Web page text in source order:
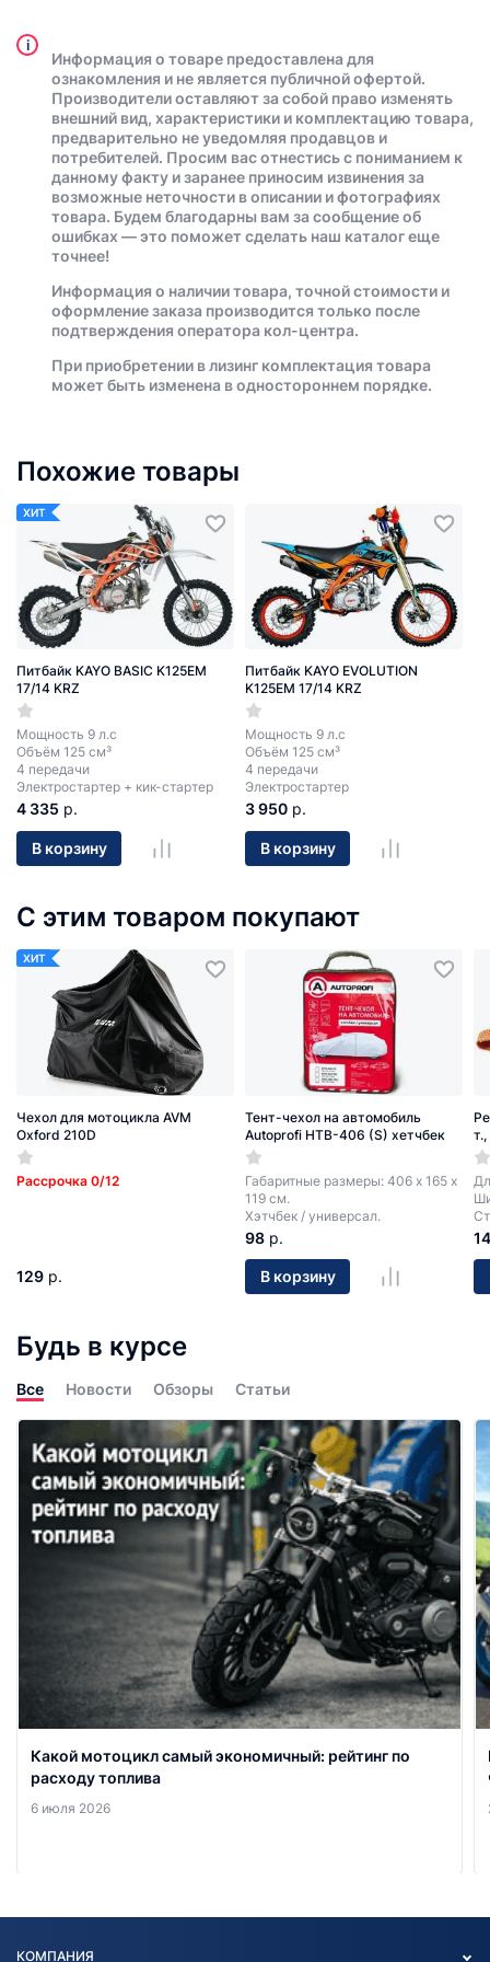
i
Информация о товаре предоставлена для
ознакомления и не является публичной офертой.
Производители оставляют за собой право изменять
внешний вид, характеристики и комплектацию товара,
предварительно не уведомляя продавцов и
потребителей. Просим вас отнестись с пониманием к
данному факту и заранее приносим извинения за
возможные неточности в описании и фотографиях
товара. Будем благодарны вам за сообщение об
ошибках — это поможет сделать наш каталог еще
точнее!
Информация о наличии товара, точной стоимости и
оформление заказа производится только после
подтверждения оператора кол-центра.
При приобретении в лизинг комплектация товара
может быть изменена в одностороннем порядке.
Похожие товары
ХИТ
Питбайк KAYO BASIC K125EM
17/14 KRZ
Мощность 9 л.с
Объём 125 см³
4 передачи
Электростартер + кик-стартер
4 335 р.
В корзину
Питбайк KAYO EVOLUTION
K125EM 17/14 KRZ
Мощность 9 л.с
Объём 125 см³
4 передачи
Электростартер
3 950 р.
В корзину
С этим товаром покупают
ХИТ
Чехол для мотоцикла AVM
Oxford 210D
Рассрочка 0/12
129 р.
Тент-чехол на автомобиль
Autoprofi HTB-406 (S) хетчбек
Габаритные размеры: 406 х 165 х
119 см.
Хэтчбек / универсал.
98 р.
В корзину
14
Будь в курсе
Все Новости Обзоры Статьи
Какой мотоцикл самый экономичный: рейтинг по
расходу топлива
6 июля 2026
КОМПАНИЯ